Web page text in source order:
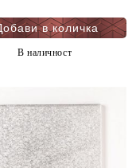
В наличност